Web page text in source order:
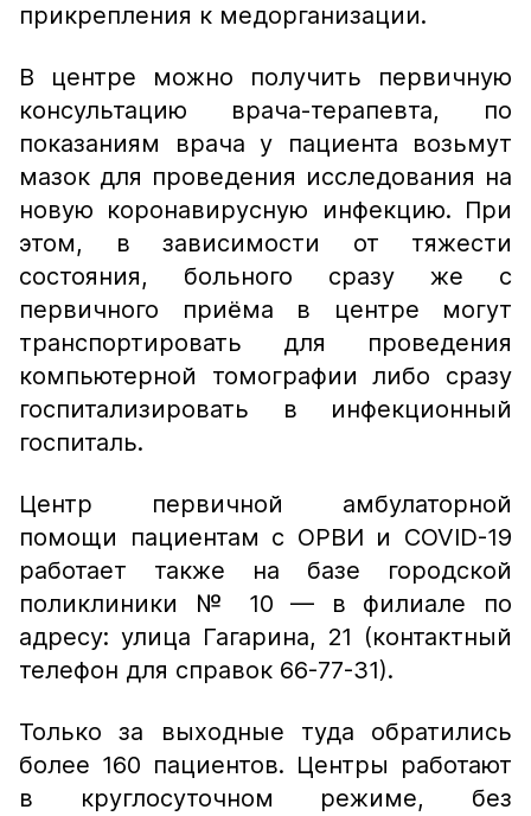
прикрепления к медорганизации.
В центре можно получить первичную
консультацию врача-терапевта, по
показаниям врача у пациента возьмут
мазок для проведения исследования на
новую коронавирусную инфекцию. При
этом, в зависимости от тяжести
состояния, больного сразу же с
первичного приёма в центре могут
транспортировать для проведения
компьютерной томографии либо сразу
госпитализировать в инфекционный
госпиталь.
Центр первичной амбулаторной
помощи пациентам с ОРВИ и COVID-19
работает также на базе городской
поликлиники № 10 — в филиале по
адресу: улица Гагарина, 21 (контактный
телефон для справок 66-77-31).
Только за выходные туда обратились
более 160 пациентов. Центры работают
в круглосуточном режиме, без